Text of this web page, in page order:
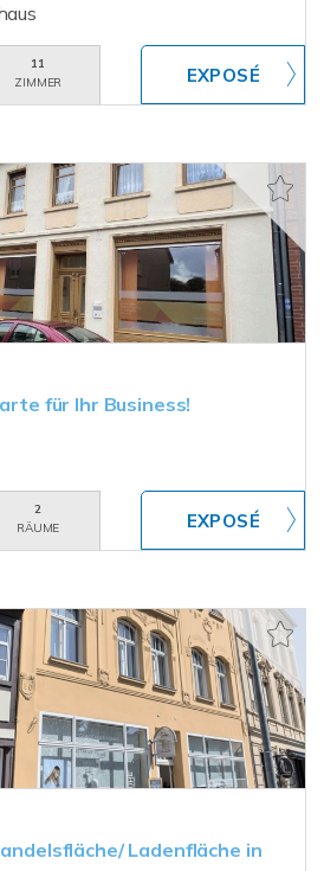
11
ZIMMER
für Ihr Business!
2
RÄUME
Ladenfläche in